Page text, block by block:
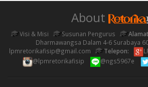
About
Visi & Misi Susunan Pengurus
Dharmawangsa Dalam 4-6 Surabaya
lpmretorikafisip@gmail.com
Telepon:
@lpmretorikafisip
@ngs5967e